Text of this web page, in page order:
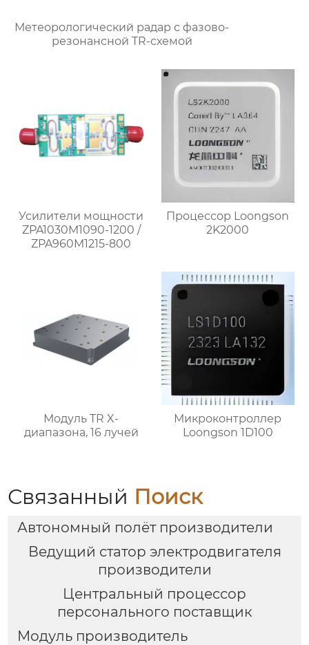
Метеорологический радар с фазово-
резонансной TR-схемой
Усилители мощности
ZPA1030M1090-1200 /
ZPA960M1215-800
Процессор Loongson
2K2000
Модуль TR X-
диапазона, 16 лучей
Микроконтроллер
Loongson 1D100
Связанный Поиск
Автономный полёт производители
Ведущий статор электродвигателя
производители
Центральный процессор
персонального поставщик
Модуль производитель